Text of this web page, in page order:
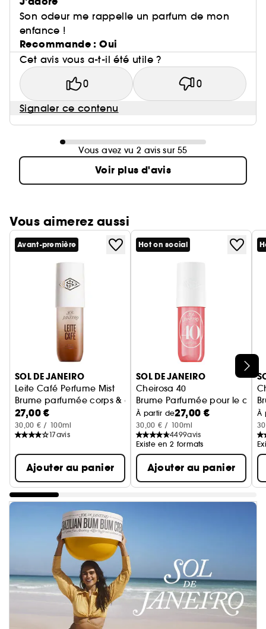
Son odeur me rappelle un parfum de mon
enfance !
Recommande : Oui
Cet avis vous a-t-il été utile ?
0 0
Signaler ce contenu
Vous avez vu 2 avis sur 55
Voir plus d'avis
Vous aimerez aussi
Ignorer le carrousel produits
Avant-première
SOL DE JANEIRO
Leite Café Perfume Mist
Brume parfumée corps & cheveux
27,00 €
30,00 € / 100ml
17avis
Ajouter au panier
Hot on social
SOL DE JANEIRO
Cheirosa 40
Brume Parfumée pour le
À partir de27,00 €
30,00 € / 100ml
4499avis
Existe en 2 formats
Ajouter au panier
À